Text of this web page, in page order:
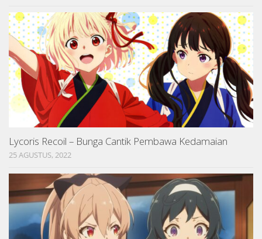
Lycoris Recoil – Bunga Cantik Pembawa Kedamaian
25 AGUSTUS, 2022